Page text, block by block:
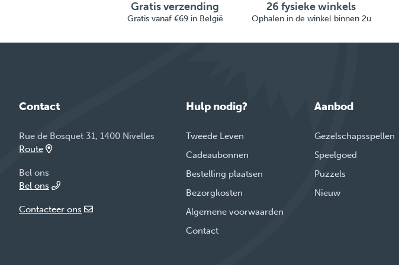
Gratis verzending
Gratis vanaf €69 in België
26 fysieke winkels
Ophalen in de winkel binnen 2u
Contact
Rue de Bosquet 31, 1400 Nivelles
Route
Bel ons
Bel ons
Contacteer ons
Hulp nodig?
Tweede Leven
Cadeaubonnen
Bestelling plaatsen
Bezorgkosten
Algemene voorwaarden
Contact
Aanbod
Gezelschapsspellen
Speelgoed
Puzzels
Nieuw